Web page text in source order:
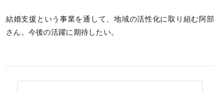
結婚支援という事業を通して、地域の活性化に取り組む阿部
さん。今後の活躍に期待したい。